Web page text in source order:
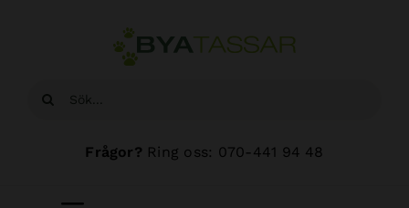
Sök
Frågor? Ring oss: 070-441 94 48